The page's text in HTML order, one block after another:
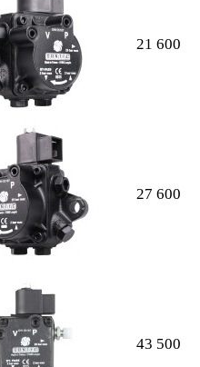
21 600
27 600
43 500